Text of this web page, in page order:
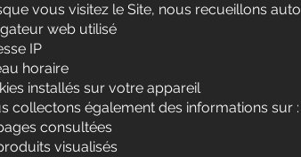
vous visitez le Site, nous recueillons
web utilisé
IP
horaire
installés sur votre appareil
collectons également des informations sur :
consultées
visualisés